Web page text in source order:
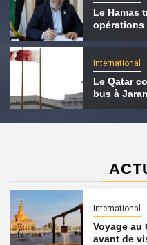
Le Hamas
opérations
International
Le Qatar
bus à
International
Voyage au
avant de